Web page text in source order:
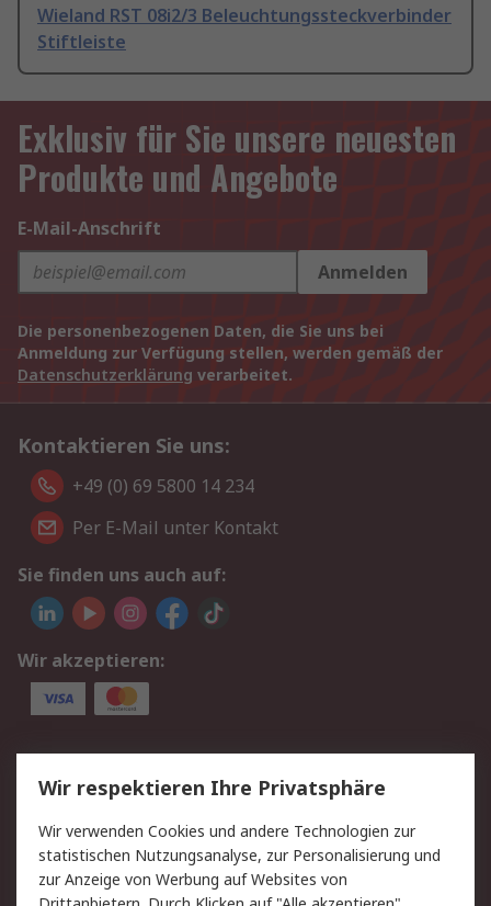
Wieland RST 08i2/3 Beleuchtungssteckverbinder
Stiftleiste
Exklusiv für Sie unsere neuesten
Produkte und Angebote
E-Mail-Anschrift
Anmelden
Die personenbezogenen Daten, die Sie uns bei
Anmeldung zur Verfügung stellen, werden gemäß der
Datenschutzerklärung verarbeitet.
Kontaktieren Sie uns:
+49 (0) 69 5800 14 234
Per E-Mail unter Kontakt
Sie finden uns auch auf:
Wir akzeptieren:
Service
Value Added Services
Lieferlösungen
Rücksendungen
Kontakt
Hilfe
Privatkunden
Wir respektieren Ihre Privatsphäre
Wir verwenden Cookies und andere Technologien zur
statistischen Nutzungsanalyse, zur Personalisierung und
zur Anzeige von Werbung auf Websites von